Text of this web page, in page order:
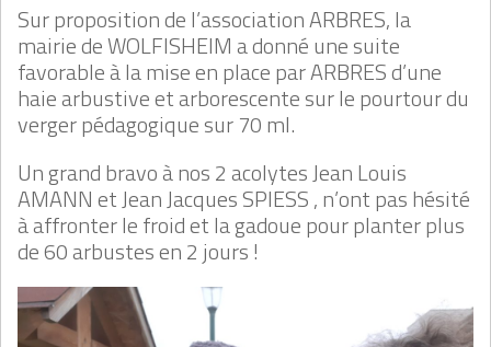
Sur proposition de l’association ARBRES, la
mairie de WOLFISHEIM a donné une suite
favorable à la mise en place par ARBRES d’une
haie arbustive et arborescente sur le pourtour du
verger pédagogique sur 70 ml.
Un grand bravo à nos 2 acolytes Jean Louis
AMANN et Jean Jacques SPIESS , n’ont pas hésité
à affronter le froid et la gadoue pour planter plus
de 60 arbustes en 2 jours !